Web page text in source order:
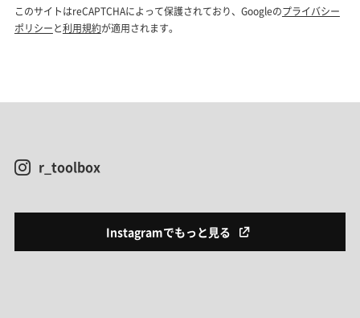
r_toolbox
Instagramでもっと見る